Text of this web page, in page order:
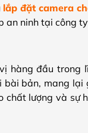
lắp đặt camera
an ninh tại công
hàng đầu trong
bài bản, mang
lượng và sự